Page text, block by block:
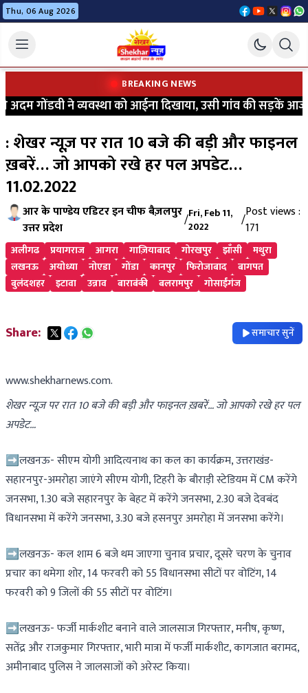
Thu, 06 Aug 2026
BREAKING NEWS
गोंडवी ने व्यवस्था को आईना दिखाया, उसी गांव की सड़कें आज
: शेखर न्यूज़ पर रात 10 बजे की बड़ी और फाइनल
ख़बरें… जो आपको रखे हर पल अपडेट…
11.02.2022
आर के पाण्डेय एडिटर इन चीफ बैज़लपुर
उत्तर प्रदेश
/Fri, Feb 11,
2022
/Post views :
171
अलीगढ प्रयागराज आगरा गाज़ियाबाद गोरखपुर झाँसी
मथुरा
लखनऊ
अयोध्या नोएडा गोंडा कानपुर फिरोजाबाद
बागपत
बुलंदशहर
इटावा उन्नाव बाराबंकी बलरामपुर गोसाईंगंज
Share: समाचार सुनें
www.shekharnews.com.
शेखर न्यूज़ पर रात 10 बजे की बड़ी और फाइनल ख़बरें… जो आपको रखे हर पल
अपडेट…
➡लखनऊ- सीएम योगी आदित्यनाथ का कल का कार्यक्रम, उत्तराखंड-
सहारनपुर-अमरोहा जाएंगे सीएम योगी, टिहरी के बौराड़ी स्टेडियम में CM करेंगे
जनसभा, 1.30 बजे सहारनपुर के बेहट में करेंगे जनसभा, 2.30 बजे देवबंद
विधानसभा में करेंगे जनसभा, 3.30 बजे हसनपुर अमरोहा में जनसभा करेंगे।
➡लखनऊ- कल शाम 6 बजे थम जाएगा चुनाव प्रचार, दूसरे चरण के चुनाव
प्रचार का थमेगा शोर, 14 फरवरी को 55 विधानसभा सीटों पर वोटिंग, 14
फरवरी को 9 जिलों की 55 सीटों पर वोटिंग।
➡लखनऊ- फर्जी मार्कशीट बनाने वाले जालसाज गिरफ्तार, मनीष, कृष्ण,
सतेंद्र और राजकुमार गिरफ्तार, भारी मात्रा में फर्जी मार्कशीट, कागजात बरामद,
अमीनाबाद पुलिस ने जालसाजों को अरेस्ट किया।